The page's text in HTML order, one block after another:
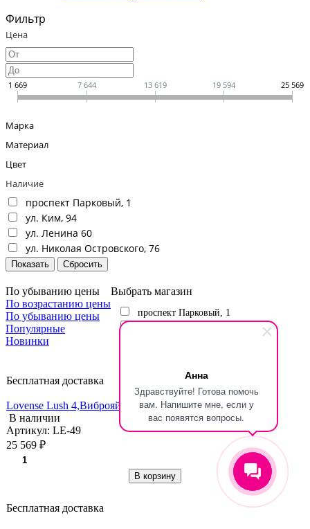
Анна
Здравствуйте! Готова помочь
вам. Напишите мне, если у
вас появятся вопросы.
Фильтр
Цена
1 669 7 644 13 619 19 594 25 569
Марка
Материал
Цвет
Наличие
проспект Парковый, 1
ул. Ким, 94
ул. Ленина 60
ул. Николая Островского, 76
По убыванию цены
По возрастанию цены
По убыванию цены
Популярные
Новинки
Выбрать магазин
проспект Парковый, 1
Бесплатная доставка
Lovense Lush 4,Виброяйцо силикон, розовый, 18,1 см.
В наличии
Артикул: LE-49
25 569 ₽
В корзину
Бесплатная доставка